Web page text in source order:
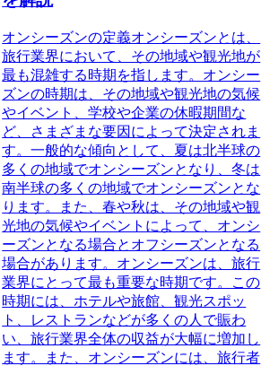
オンシーズンの定義オンシーズンとは、
旅行業界において、その地域や観光地が
最も混雑する時期を指します。オンシー
ズンの時期は、その地域や観光地の気候
やイベント、学校や企業の休暇期間な
ど、さまざまな要因によって決定されま
す。一般的な傾向として、夏は北半球の
多くの地域でオンシーズンとなり、冬は
南半球の多くの地域でオンシーズンとな
ります。また、春や秋は、その地域や観
光地の気候やイベントによって、オンシ
ーズンとなる場合とオフシーズンとなる
場合があります。オンシーズンは、旅行
業界にとって最も重要な時期です。この
時期には、ホテルや旅館、観光スポッ
ト、レストランなどが多くの人で賑わ
い、旅行業界全体の収益が大幅に増加し
ます。また、オンシーズンには、旅行者